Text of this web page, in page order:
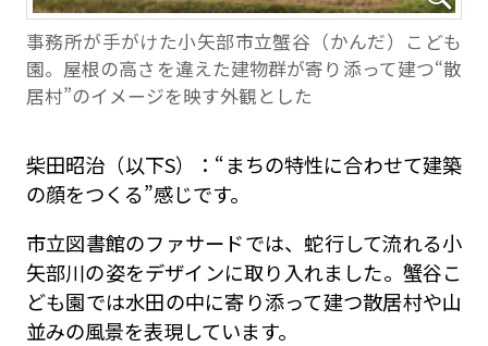
事務所が手がけた小矢部市立蟹谷（かんだ）こども
園。屋根の高さを違えた建物群が寄り添って建つ“散
居村”のイメージを映す外観とした
柴田昭治（以下S）：“まちの特性に合わせて建築
の顔をつくる”感じです。
市立図書館のファサードでは、蛇行して流れる小
矢部川の姿をデザインに取り入れました。蟹谷こ
ども園では水田の中に寄り添って建つ散居村や山
並みの風景を表現しています。